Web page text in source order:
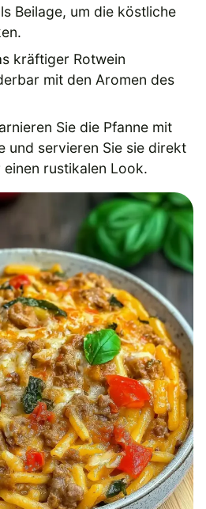
Beilage, um die köstliche
kräftiger Rotwein
mit den Aromen des
Sie die Pfanne mit
und servieren Sie sie direkt
rustikalen Look.